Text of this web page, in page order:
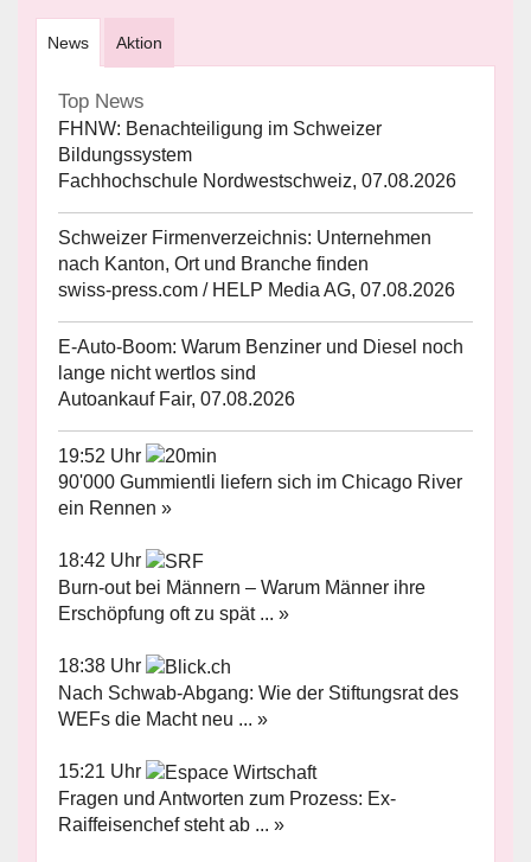
News Aktion
Top News
FHNW: Benachteiligung im Schweizer
Bildungssystem
Fachhochschule Nordwestschweiz, 07.08.2026
Schweizer Firmenverzeichnis: Unternehmen
nach Kanton, Ort und Branche finden
swiss-press.com / HELP Media AG, 07.08.2026
E-Auto-Boom: Warum Benziner und Diesel noch
lange nicht wertlos sind
Autoankauf Fair, 07.08.2026
19:52 Uhr
90'000 Gummientli liefern sich im Chicago River
ein Rennen »
18:42 Uhr
Burn-out bei Männern – Warum Männer ihre
Erschöpfung oft zu spät ... »
18:38 Uhr
Nach Schwab-Abgang: Wie der Stiftungsrat des
WEFs die Macht neu ... »
15:21 Uhr
Fragen und Antworten zum Prozess: Ex-
Raiffeisenchef steht ab ... »